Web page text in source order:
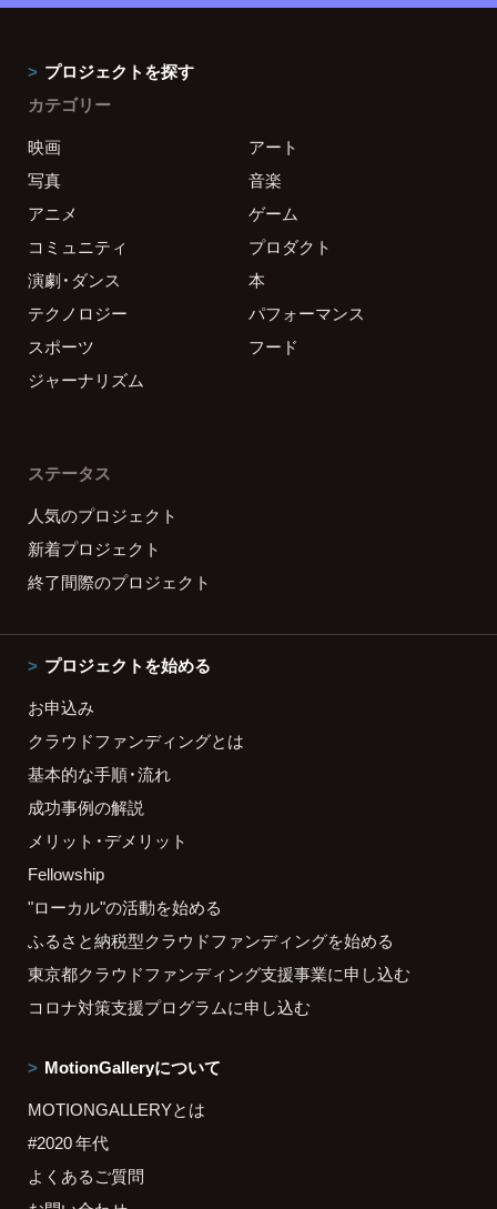
プロジェクトを探す
カテゴリー
映画
アート
写真
音楽
アニメ
ゲーム
コミュニティ
プロダクト
演劇・ダンス
本
テクノロジー
パフォーマンス
スポーツ
フード
ジャーナリズム
ステータス
人気のプロジェクト
新着プロジェクト
終了間際のプロジェクト
プロジェクトを始める
お申込み
クラウドファンディングとは
基本的な手順・流れ
成功事例の解説
メリット・デメリット
Fellowship
"ローカル"の活動を始める
ふるさと納税型クラウドファンディングを始める
東京都クラウドファンディング支援事業に申し込む
コロナ対策支援プログラムに申し込む
MotionGalleryについて
MOTIONGALLERYとは
#2020 年代
よくあるご質問